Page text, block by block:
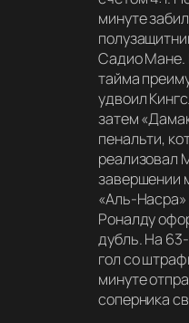
минуте
Садио Мане.
тайма
удвоил
затем
пенальти,
реализовал
завершении
«Аль-
Роналду
дубль. На
гол со
минуте
соперника